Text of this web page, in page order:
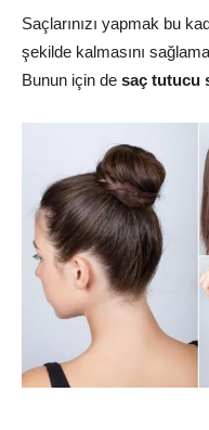
Saçlarınızı yapmak bu
şekilde kalmasını
Bunun için de saç tutucu